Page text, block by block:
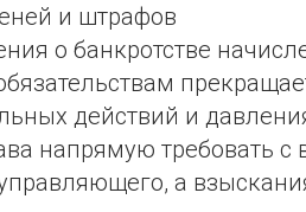
и штрафов
о банкротстве
действий и
напрямую требовать с
а